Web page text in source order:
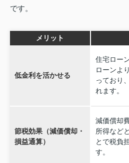
です。
メリット
低金利を活かせる
住宅ロー
ローンよ
っており
れます。
節税効果（減価償却・
損益通算）
減価償却
所得など
とで税負
す。